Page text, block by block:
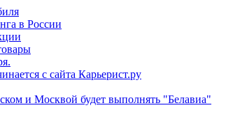
в России
с сайта Карьерист.ру
и Москвой будет выполнять "Белавиа"